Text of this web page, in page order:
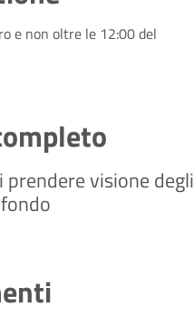
e non oltre le 12:00 del
prendere visione degli